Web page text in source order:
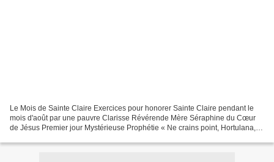
Le Mois de Sainte Claire Exercices pour honorer Sainte Claire pendant le
mois d'août par une pauvre Clarisse Révérende Mère Séraphine du Cœur
de Jésus Premier jour Mystérieuse Prophétie « Ne crains point, Hortulana,